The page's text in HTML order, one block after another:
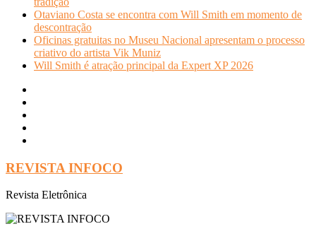
Otaviano Costa se encontra com Will Smith em momento de
descontração
Oficinas gratuitas no Museu Nacional apresentam o processo
criativo do artista Vik Muniz
Will Smith é atração principal da Expert XP 2026
REVISTA INFOCO
Revista Eletrônica